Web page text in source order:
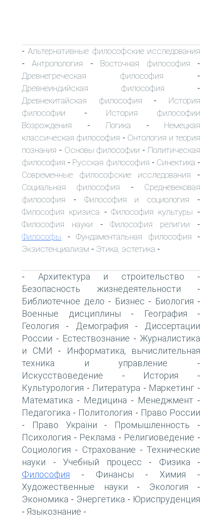
-Альтернативные философские исследования
-Антропология - Восточная философия -
Древнегреческая философия -
Древнеиндийская философия -
Древнекитайская философия - История
философии - История философии
Возрождения - Логика - Немецкая
классическая философия - Онтология и теория
познания - Основы философии - Политическая
философия - Русская философия - Синектика -
Современные философские исследования -
Социальная философия - Средневековая
философия - Философия и социология -
Философия кризиса -Философия культуры -
Философия науки -Философия религии -
Философы - Фундаментальная философия -
Экзистенциализм - Этика, эстетика -
- Архитектура и строительство -
Безопасность жизнедеятельности -
Библиотечное дело - Бизнес - Биология -
Военные дисциплины - География -
Геология - Демография -
Диссертации
России - Естествознание - Журналистика
и СМИ -
Информатика, вычислительная
техника и управление -
Искусствоведение - История -
Культурология - Литература - Маркетинг -
Математика - Медицина - Менеджмент -
Педагогика - Политология - Право России
- Право України - Промышленность -
Психология - Реклама - Религиоведение -
Социология - Страхование - Технические
науки - Учебный процесс - Физика -
Философия - Финансы - Химия -
Художественные науки - Экология -
Экономика - Энергетика - Юриспруденция
- Языкознание -